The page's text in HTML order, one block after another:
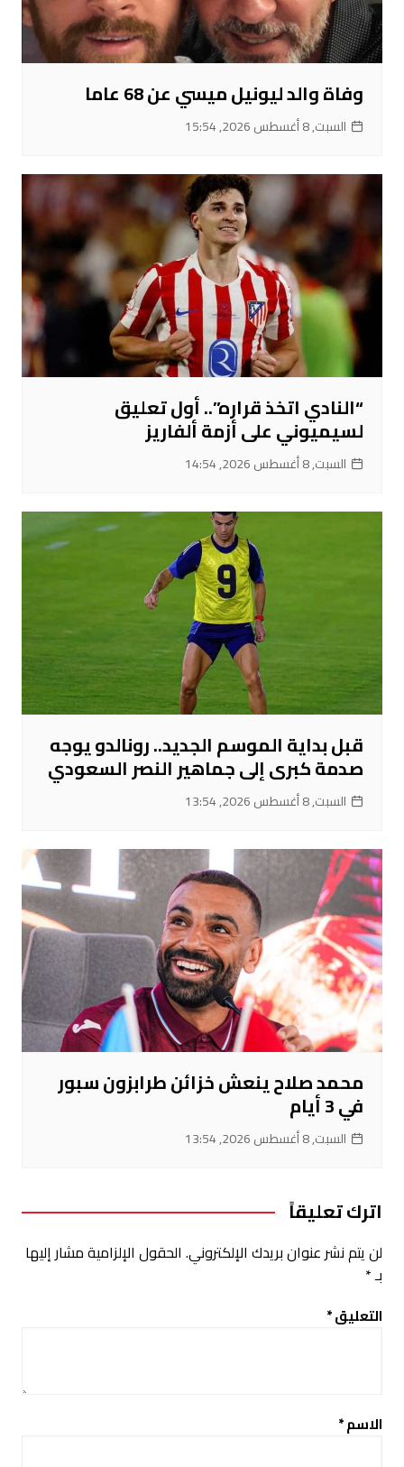
وفاة والد ليونيل ميسي عن 68 عاما
السبت, 8 أغسطس 2026, 15:54
“النادي اتخذ قراره”.. أول تعليق
لسيميوني على أزمة ألفاريز
السبت, 8 أغسطس 2026, 14:54
قبل بداية الموسم الجديد.. رونالدو يوجه
صدمة كبرى إلى جماهير النصر السعودي
السبت, 8 أغسطس 2026, 13:54
محمد صلاح ينعش خزائن طرابزون سبور
في 3 أيام
السبت, 8 أغسطس 2026, 13:54
اترك تعليقاً
لن يتم نشر عنوان بريدك الإلكتروني. الحقول الإلزامية مشار إليها
بـ*
التعليق*
الاسم*